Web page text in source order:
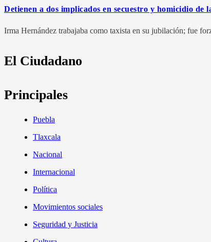
Detienen a dos implicados en secuestro y homicidio de
Irma Hernández trabajaba como taxista en su jubilación; fue
El Ciudadano
Principales
Puebla
Tlaxcala
Nacional
Internacional
Política
Movimientos sociales
Seguridad y Justicia